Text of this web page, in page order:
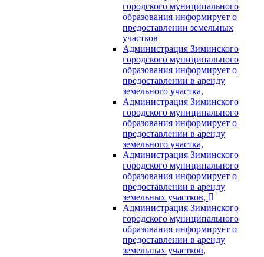
городского муниципального
образования информирует о
предоставлении земельных
участков
Администрация Зиминского
городского муниципального
образования информирует о
предоставлении в аренду
земельного участка,
Администрация Зиминского
городского муниципального
образования информирует о
предоставлении в аренду
земельного участка,
Администрация Зиминского
городского муниципального
образования информирует о
предоставлении в аренду
земельных участков,
Администрация Зиминского
городского муниципального
образования информирует о
предоставлении в аренду
земельных участков,